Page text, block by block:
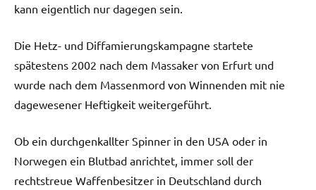
kann eigentlich nur dagegen sein.
Die Hetz- und Diffamierungskampagne startete
spätestens 2002 nach dem Massaker von Erfurt und
wurde nach dem Massenmord von Winnenden mit nie
dagewesener Heftigkeit weitergeführt.
Ob ein durchgenkallter Spinner in den USA oder in
Norwegen ein Blutbad anrichtet, immer soll der
rechtstreue Waffenbesitzer in Deutschland durch